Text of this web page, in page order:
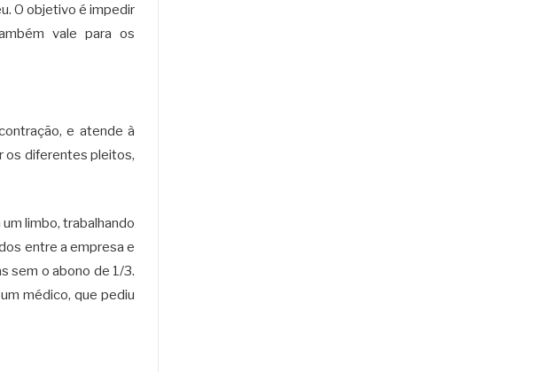
O objetivo é impedir
vale para os
e atende à
os diferentes pleitos,
limbo, trabalhando
entre a empresa e
sem o abono de 1/3.
médico, que pediu